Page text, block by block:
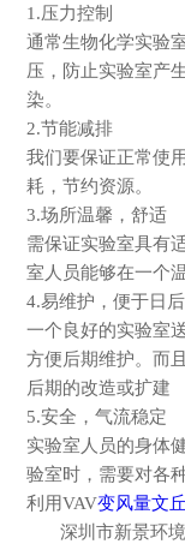
1.压力控制
通常生物化学实验
压，防止实验室产
染。
2.节能减排
我们要保证正常使
耗，节约资源。
3.场所温馨，舒适
需保证实验室具有
室人员能够在一个
4.易维护，便于日
一个良好的实验室
方便后期维护。而
后期的改造或扩建
5.安全，气流稳定
实验室人员的身体
验室时，需要对各
利用VAV变风量文
深圳市新景环境